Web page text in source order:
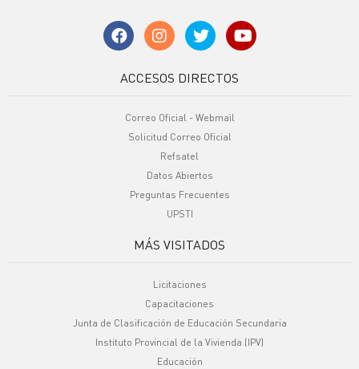
ACCESOS DIRECTOS
Correo Oficial - Webmail
Solicitud Correo Oficial
Refsatel
Datos Abiertos
Preguntas Frecuentes
UPSTI
MÁS VISITADOS
Licitaciones
Capacitaciones
Junta de Clasificación de Educación Secundaria
Instituto Provincial de la Vivienda (IPV)
Educación